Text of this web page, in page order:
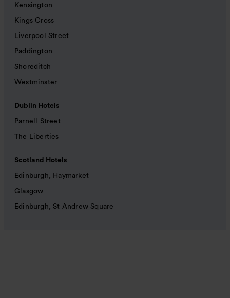
Kensington
Kings Cross
Liverpool Street
Paddington
Shoreditch
Westminster
Dublin Hotels
Parnell Street
The Liberties
Scotland Hotels
Edinburgh, Haymarket
Glasgow
Edinburgh, St Andrew Square